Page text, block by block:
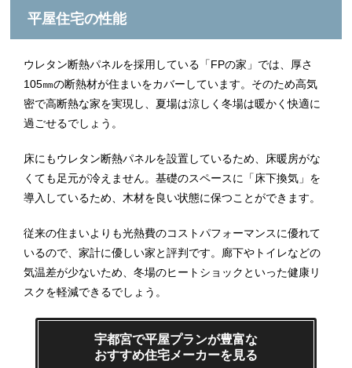
平屋住宅の性能
ウレタン断熱パネルを採用している「FPの家」では、厚さ
105㎜の断熱材が住まいをカバーしています。そのため高気
密で高断熱な家を実現し、夏場は涼しく冬場は暖かく快適に
過ごせるでしょう。
床にもウレタン断熱パネルを設置しているため、床暖房がな
くても足元が冷えません。基礎のスペースに「床下換気」を
導入しているため、木材を良い状態に保つことができます。
従来の住まいよりも光熱費のコストパフォーマンスに優れて
いるので、家計に優しい家と評判です。廊下やトイレなどの
気温差が少ないため、冬場のヒートショックといった健康リ
スクを軽減できるでしょう。
宇都宮で平屋プランが豊富な
おすすめ住宅メーカーを見る